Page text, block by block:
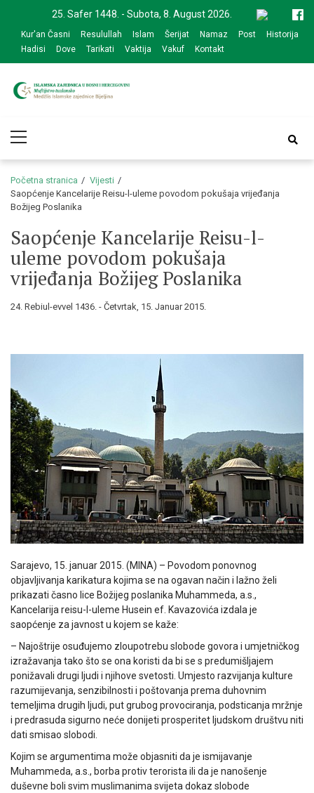
navigation
content
25. Safer 1448. - Subota, 8. August 2026.
Kur'an Časni Resulullah Islam Šerijat Namaz Post
Historija
Hadisi
Dove Tarikati Vaktija Vakuf Kontakt
zajednice Bijeljina
Menu
Početna stranica
Vijesti
Saopćenje Kancelarije Reisu-l-uleme povodom pokušaja vrijeđanja
Božijeg Poslanika
Saopćenje Kancelarije Reisu-l-
uleme povodom pokušaja
vrijeđanja Božijeg Poslanika
24. Rebiul-evvel 1436. - Četvrtak, 15. Januar 2015.
Sarajevo, 15. januar 2015. (MINA) – Povodom ponovnog
objavljivanja karikatura kojima se na ogavan način i lažno želi
prikazati časno lice Božijeg poslanika Muhammeda, a.s.,
Kancelarija reisu-l-uleme Husein ef. Kavazovića izdala je
saopćenje za javnost u kojem se kaže:
– Najoštrije osuđujemo zloupotrebu slobode govora i umjetničkog
izražavanja tako što se ona koristi da bi se s predumišljajem
ponižavali drugi ljudi i njihove svetosti. Umjesto razvijanja kulture
razumijevanja, senzibilnosti i poštovanja prema duhovnim
temeljima drugih ljudi, put grubog provociranja, podsticanja mržnje
i predrasuda sigurno neće donijeti prosperitet ljudskom društvu niti
dati smisao slobodi.
Kojim se argumentima može objasniti da je ismijavanje
Muhammeda, a.s., borba protiv terorista ili da je nanošenje
duševne boli svim muslimanima svijeta dokaz slobode